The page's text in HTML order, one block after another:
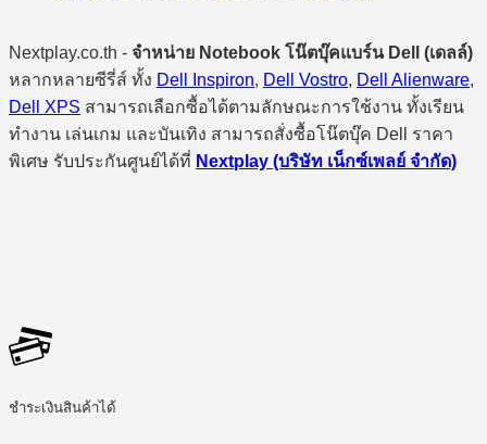
Nextplay.co.th - จำหน่าย Notebook โน๊ตบุ๊คแบร์น Dell (เดลล์)
หลากหลายซีรี่ส์ ทั้ง Dell Inspiron, Dell Vostro, Dell Alienware,
Dell XPS สามารถเลือกซื้อได้ตามลักษณะการใช้งาน ทั้งเรียน
ทำงาน เล่นเกม และบันเทิง สามารถสั่งซื้อโน๊ตบุ๊ค Dell ราคา
พิเศษ รับประกันศูนย์ได้ที่ Nextplay (บริษัท เน็กซ์เพลย์ จำกัด)
ชำระเงินสินค้าได้